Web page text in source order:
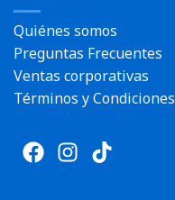
Quiénes somos
Preguntas Frecuentes
Ventas corporativas
Términos y Condiciones